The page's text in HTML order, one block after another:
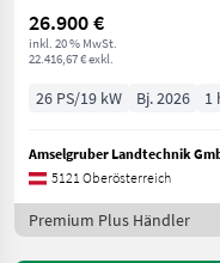
26.900 €
inkl. 20 % MwSt.
22.416,67 € exkl.
26 PS/19 kW Bj. 2026 1
Amselgruber Landtechnik
5121 Oberösterreich
Premium Plus Händler